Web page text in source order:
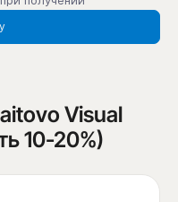
Visual
10-20%)